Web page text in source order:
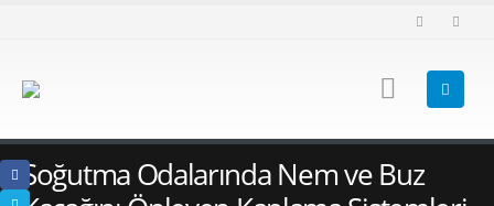
Soğutma Odalarında Nem ve Buz